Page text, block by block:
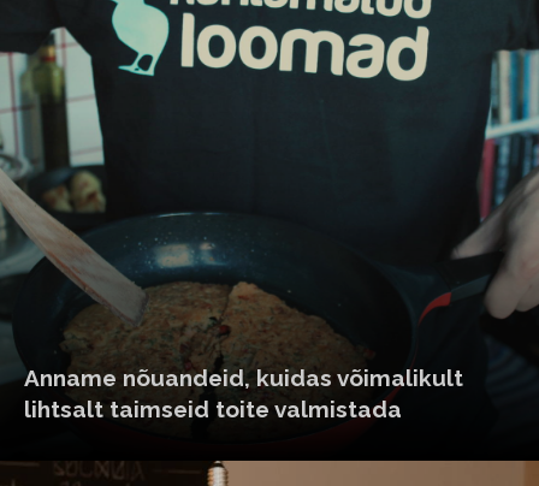
Anname nõuandeid, kuidas võimalikult
lihtsalt taimseid toite valmistada